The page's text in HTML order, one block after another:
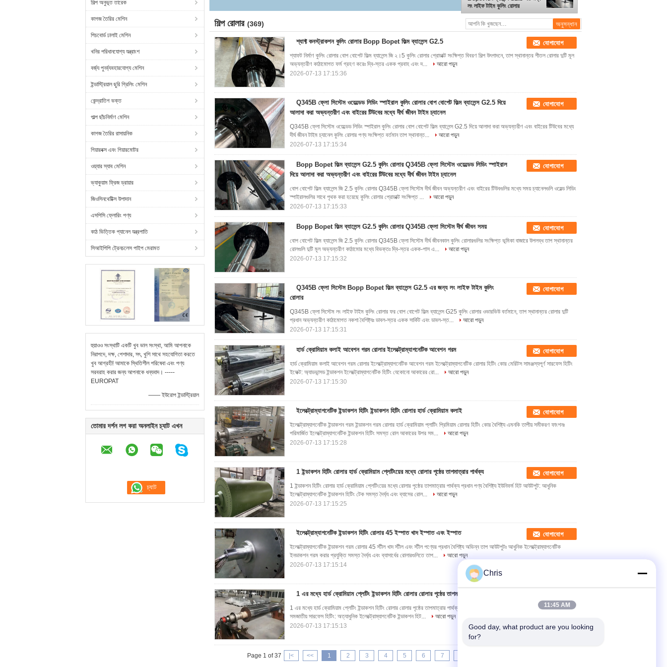
শিল্প অনুভূত তারেক
কাগজ তৈরির মেশিন
পিচবোর্ড ঢালাই মেশিন
খনির পরিধানযোগ্য যন্ত্রাংশ
বর্জ্য পুনর্ব্যবহারযোগ্য মেশিন
ইন্ডাস্ট্রিয়াল ছুরি গ্রিলিং মেশিন
কেন্দ্রাতিগ ভক্ত
পাল্প ছাঁচনির্মাণ মেশিন
কাগজ তৈরির রাসায়নিক
গিয়ারবক্স এবং গিয়ারমোটর
ওয়্যার স্যাব মেশিন
ভ্যাকুয়াম ফ্রিজ ড্রায়ার
জিওসিনথেটিক্স উপাদান
এসপিসি ফ্লোরিং পণ্য
কাঠ ভিত্তিক প্যানেল যন্ত্রপাতি
সিআইপিপি ট্রেনচলেস পাইপ মেরামত
হুয়াওও সংস্থাটি একটি খুব ভাল সংস্থা, আমি আপনাকে
নিরাপদে, দক্ষ, পেশাদার, সৎ, খুশি সাথে সহযোগিতা করতে
খুব আগ্রহী! আমাকে স্থিতিশীল পরিষেবা এবং পণ্য
সরবরাহ করার জন্য আপনাকে ধন্যবাদ। -----
EUROPAT
—— ইউরোপ ইন্ডাস্ট্রিয়াল
তোমার দর্শন লগ করা অনলাইন চ্যাট এখন
লং লাইফ টাইম কুলিং রোলার
শিল্প রোলার (369)
শ্যাফ্ট কনস্ট্রাকশন কুলিং রোলার Bopp Bopet ফিল্ম ব্যালেন্স G2.5 যোগাযোগ
শ্যাফট নির্মাণ কুলিং রোলার বোপ বোপেট ফিল্ম ব্যালেন্স জি ২।5 কুলিং রোলার প্রোডাক্ট সংক্ষিপ্ত বিবরণ শিল্প উৎপাদনে, তাপ স্থানান্তর শীতল রোলার দুটি মূল
অভ্যন্তরীণ কাঠামোগত ফর্ম গ্রহণ করেঃ দ্বি-স্তর একক প্রবাহ এবং দ...
আরো পড়ুন
2026-07-13 17:15:36
Q345B ফ্লো সিস্টেম ওয়েল্ডেড লিডিং স্পাইরাল কুলিং রোলার বোপ বোপেট ফিল্ম ব্যালেন্স G2.5 দিয়ে
আলাদা করা অভ্যন্তরীণ এবং বাইরের টিউবের মধ্যে দীর্ঘ জীবন টাইম চ্যানেল
যোগাযোগ
Q345B ফ্লো সিস্টেম ওয়েল্ডেড লিডিং স্পাইরাল কুলিং রোলার বোপ বোপেট ফিল্ম ব্যালেন্স G2.5 দিয়ে আলাদা করা অভ্যন্তরীণ এবং বাইরের টিউবের মধ্যে
দীর্ঘ জীবন টাইম চ্যানেল কুলিং রোলার পণ্য সংক্ষিপ্ত বর্তমান তাপ স্থানান্ত...
আরো পড়ুন
2026-07-13 17:15:34
Bopp Bopet ফিল্ম ব্যালেন্স G2.5 কুলিং রোলার Q345B ফ্লো সিস্টেম ওয়েল্ডেড লিডিং স্পাইরাল
দিয়ে আলাদা করা অভ্যন্তরীণ এবং বাইরের টিউবের মধ্যে দীর্ঘ জীবন টাইম চ্যানেল
যোগাযোগ
বোপ বোপেট ফিল্ম ব্যালেন্স জি 2.5 কুলিং রোলার Q345B ফ্লো সিস্টেম দীর্ঘ জীবন অভ্যন্তরীণ এবং বাইরের টিউবগুলির মধ্যে সময় চ্যানেলগুলি ওয়েল্ড লিডিং
স্পাইরালগুলির সাথে পৃথক করা হয়েছে কুলিং রোলার প্রোডাক্ট সংক্ষিপ্ত ...
আরো পড়ুন
2026-07-13 17:15:33
Bopp Bopet ফিল্ম ব্যালেন্স G2.5 কুলিং রোলার Q345B ফ্লো সিস্টেম দীর্ঘ জীবন সময় যোগাযোগ
বোপ বোপেট ফিল্ম ব্যালেন্স জি 2.5 কুলিং রোলার Q345B ফ্লো সিস্টেম দীর্ঘ জীবনকাল কুলিং রোলারগুলির সংক্ষিপ্ত ভূমিকা বাজারে উপলব্ধ তাপ স্থানান্তর
রোলগুলি দুটি মূল অভ্যন্তরীণ কাঠামোর মধ্যে বিভক্তঃ দ্বি-স্তর একক-পাস এ...
আরো পড়ুন
2026-07-13 17:15:32
Q345B ফ্লো সিস্টেম Bopp Bopet ফিল্ম ব্যালেন্স G2.5 এর জন্য লং লাইফ টাইম কুলিং
রোলার
যোগাযোগ
Q345B ফ্লো সিস্টেম লং লাইফ টাইম কুলিং রোলার ফর বোপ বোপেট ফিল্ম ব্যালেন্স G25 কুলিং রোলার ওভারভিউ বর্তমানে, তাপ স্থানান্তর রোলার দুটি
প্রধান অভ্যন্তরীণ কাঠামোগত নকশা বৈশিষ্ট্যঃ ডাবল-স্তর একক সার্কিট এবং ডাবল-স্ত...
আরো পড়ুন
2026-07-13 17:15:31
হার্ড ক্রোমিয়াম কলাই আবেশন গরম রোলার ইলেক্ট্রোম্যাগনেটিক আবেশন গরম যোগাযোগ
হার্ড ক্রোমিয়াম কলাই আবেশন গরম রোলার ইলেক্ট্রোম্যাগনেটিক আবেশন গরম ইলেক্ট্রোম্যাগনেটিক রোলার হিটিং কোর মেরিটস সামঞ্জস্যপূর্ণ সারফেস হিটিং
ইফেক্ট: অ্যাডভান্সড ইন্ডাকশন ইলেক্ট্রোম্যাগনেটিক হিটিং যেকোনো আকারের রো...
আরো পড়ুন
2026-07-13 17:15:30
ইলেক্ট্রোম্যাগনেটিক ইন্ডাকশন হিটিং ইন্ডাকশন হিটিং রোলার হার্ড ক্রোমিয়াম কলাই যোগাযোগ
ইলেক্ট্রোম্যাগনেটিক ইন্ডাকশন গরম ইন্ডাকশন গরম রোলার হার্ড ক্রোমিয়াম প্লাটিং প্রিমিয়াম রোলার হিটিং কোর বৈশিষ্ট্য এমনকি তাপীয় সমীকরণ ফাংশনঃ
পরিমার্জিত ইলেক্ট্রোম্যাগনেটিক ইন্ডাকশন হিটিং সমস্ত রোল আকারের উপর সম...
আরো পড়ুন
2026-07-13 17:15:28
1 ইন্ডাকশন হিটিং রোলার হার্ড ক্রোমিয়াম প্লেটিংয়ের মধ্যে রোলার পৃষ্ঠের তাপমাত্রার পার্থক্য যোগাযোগ
1 ইন্ডাকশন হিটিং রোলার হার্ড ক্রোমিয়াম প্লেটিংয়ের মধ্যে রোলার পৃষ্ঠের তাপমাত্রার পার্থক্য প্রধান পণ্য বৈশিষ্ট্য ইউনিফর্ম হিট আউটপুট: আধুনিক
ইলেক্ট্রোম্যাগনেটিক ইন্ডাকশন হিটিং টেক সমস্ত দৈর্ঘ্য এবং ব্যাসের রোল...
আরো পড়ুন
2026-07-13 17:15:25
ইলেক্ট্রোম্যাগনেটিক ইন্ডাকশন হিটিং রোলার 45 ইস্পাত খাদ ইস্পাত এবং ইস্পাত যোগাযোগ
ইলেক্ট্রোম্যাগনেটিক ইন্ডাকশন গরম রোলার 45 স্টীল খাদ স্টীল এবং স্টীল পণ্যের প্রধান বৈশিষ্ট্য অভিন্ন তাপ আউটপুটঃ আধুনিক ইলেক্ট্রোম্যাগনেটিক
ইনডাকশন গরম করার প্রযুক্তি সমস্ত দৈর্ঘ্য এবং ব্যাসার্ধের রোলারগুলিতে তাপ...
আরো পড়ুন
2026-07-13 17:15:14
1 এর মধ্যে হার্ড ক্রোমিয়াম প্লেটিং ইন্ডাকশন হিটিং রোলার রোলার পৃষ্ঠের তাপমাত্রার পার্থক্য
1 এর মধ্যে হার্ড ক্রোমিয়াম প্লেটিং ইন্ডাকশন হিটিং রোলার রোলার পৃষ্ঠের তাপমাত্রার পার্থক্য ইলেক্ট্রোম্যাগনেটিক হিটিং রোলারের মূল কার্যকরী শক্তি
সমজাতীয় সারফেস হিটিং: অত্যাধুনিক ইলেক্ট্রোম্যাগনেটিক ইন্ডাকশন হিট...
আরো পড়ুন
2026-07-13 17:15:13
Page 1 of 37 |< << 1 2 3 4 5 6 7
Chris
11:45 AM
Good day, what product are you looking
for?